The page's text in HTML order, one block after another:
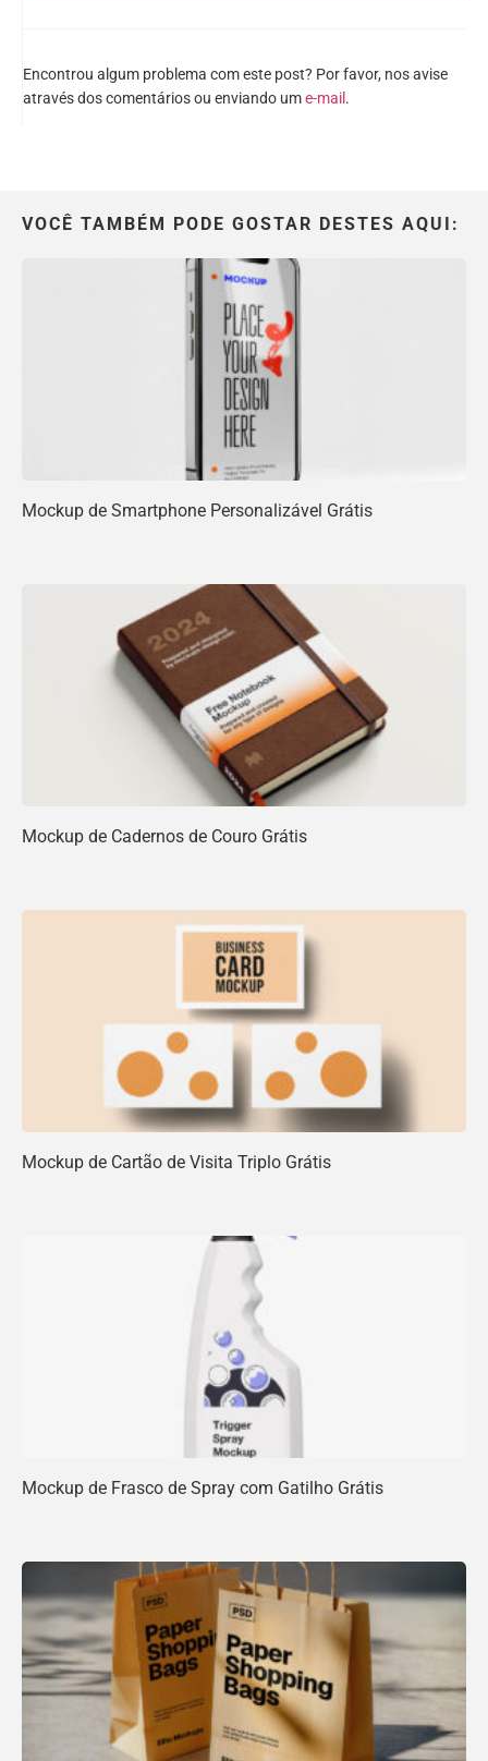
Encontrou algum problema com este post? Por favor, nos avise
através dos comentários ou enviando ume-mail .
VOCÊ TAMBÉM PODE GOSTAR DESTES AQUI:
Mockup de Smartphone Personalizável Grátis
Mockup de Cadernos de Couro Grátis
Mockup de Cartão de Visita Triplo Grátis
Mockup de Frasco de Spray com Gatilho Grátis